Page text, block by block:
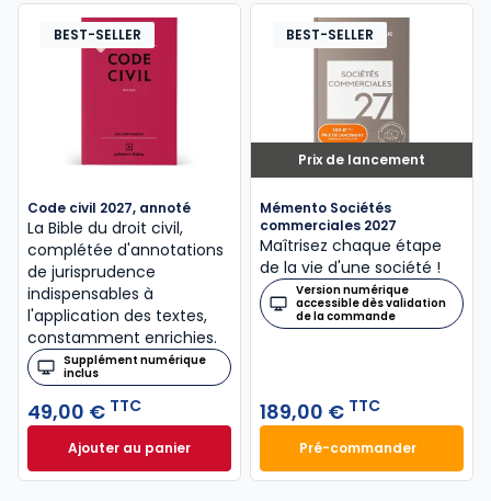
BEST-SELLER
Code civil 2027, annoté
La Bible du droit civil,
complétée d'annotations
de jurisprudence
indispensables à
l'application des textes,
constamment enrichies.
Supplément numérique
inclus
49,00 € TTC
Ajouter au panierCode civil 2027, annoté à 49,00 € TTC
Prix de lancement
BEST-SELLER
Mémento Sociétés
commerciales 2027
Maîtrisez chaque étape
de la vie d'une société !
Version numérique
accessible dès validation
de la commande
189,00 € TTC
Pré-commander
Mémento